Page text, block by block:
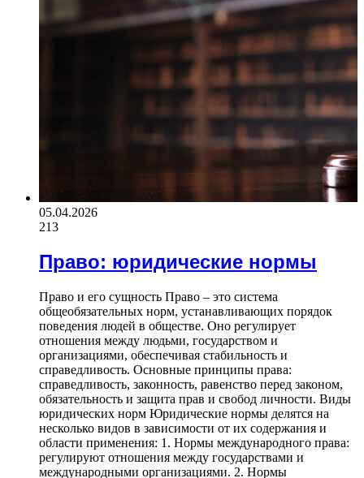
05.04.2026
213
Право: юридические нормы
Право и его сущность Право – это система
общеобязательных норм, устанавливающих порядок
поведения людей в обществе. Оно регулирует
отношения между людьми, государством и
организациями, обеспечивая стабильность и
справедливость. Основные принципы права:
справедливость, законность, равенство перед законом,
обязательность и защита прав и свобод личности. Виды
юридических норм Юридические нормы делятся на
несколько видов в зависимости от их содержания и
области применения: 1. Нормы международного права:
регулируют отношения между государствами и
международными организациями. 2. Нормы